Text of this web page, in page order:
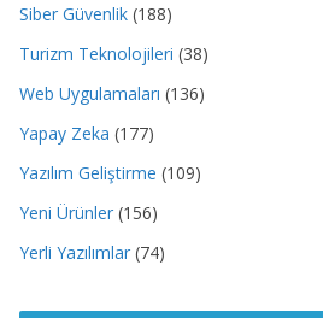
Siber Güvenlik (188)
Turizm Teknolojileri (38)
Web Uygulamaları (136)
Yapay Zeka (177)
Yazılım Geliştirme (109)
Yeni Ürünler (156)
Yerli Yazılımlar (74)